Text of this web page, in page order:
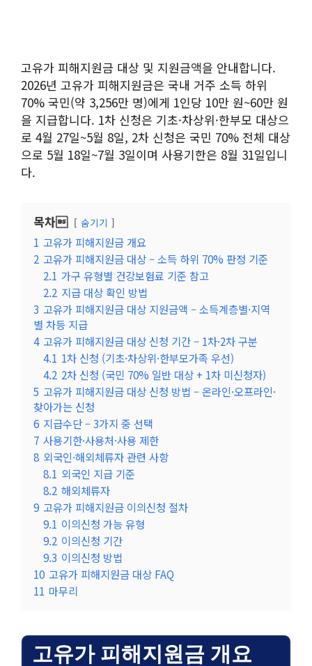
고유가 피해지원금 대상 및 지원금액을 안내합니다.
2026년 고유가 피해지원금은 국내 거주 소득 하위
70% 국민(약 3,256만 명)에게 1인당 10만 원~60만 원
을 지급합니다. 1차 신청은 기초·차상위·한부모 대상으
로 4월 27일~5월 8일, 2차 신청은 국민 70% 전체 대상
으로 5월 18일~7월 3일이며 사용기한은 8월 31일입니
다.
목차 숨기기
1 고유가 피해지원금 개요
2 고유가 피해지원금 대상 – 소득 하위 70% 판정 기준
2.1 가구 유형별 건강보험료 기준 참고
2.2 지급 대상 확인 방법
3 고유가 피해지원금 대상 지원금액 – 소득계층별·지역
별 차등 지급
4 고유가 피해지원금 대상 신청 기간 – 1차·2차 구분
4.1 1차 신청 (기초·차상위·한부모가족 우선)
4.2 2차 신청 (국민 70% 일반 대상 + 1차 미신청자)
5 고유가 피해지원금 대상 신청 방법 – 온라인·오프라인·
찾아가는 신청
6 지급수단 – 3가지 중 선택
7 사용기한·사용처·사용 제한
8 외국인·해외체류자 관련 사항
8.1 외국인 지급 기준
8.2 해외체류자
9 고유가 피해지원금 이의신청 절차
9.1 이의신청 가능 유형
9.2 이의신청 기간
9.3 이의신청 방법
10 고유가 피해지원금 대상 FAQ
11 마무리
고유가 피해지원금 개요